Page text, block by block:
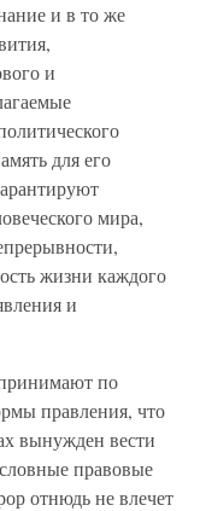
и в то же
и
для его
мира,
жизни каждого
и
по
правления, что
вынужден вести
правовые
отнюдь не влечет